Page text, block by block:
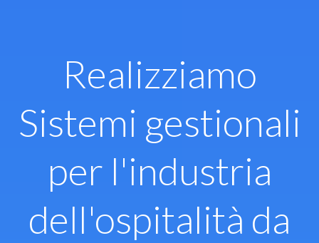
Realizziamo
Sistemi gestionali
per l'industria
dell'ospitalità da